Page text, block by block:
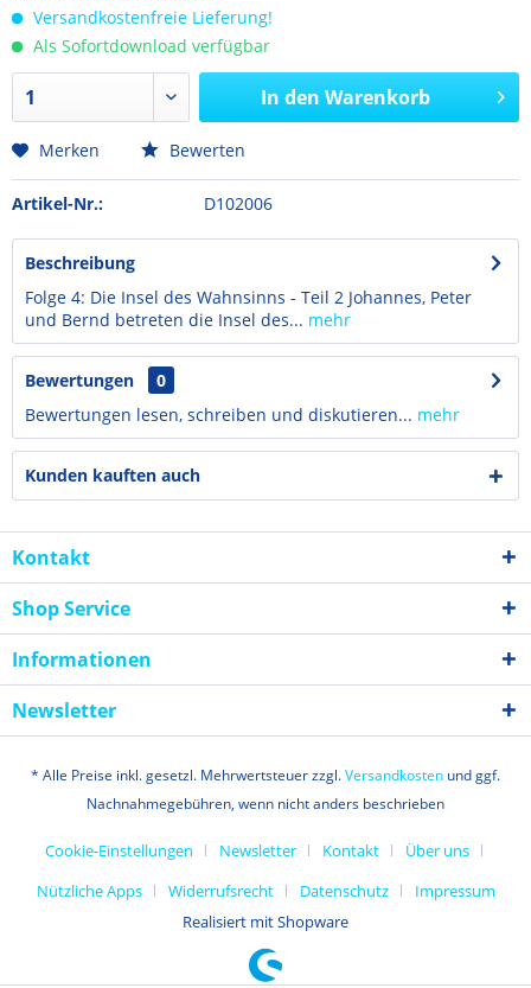
Versandkostenfreie Lieferung!
Als Sofortdownload verfügbar
In den Warenkorb
Merken Bewerten
Artikel-Nr.: D102006
Beschreibung
Folge 4: Die Insel des Wahnsinns - Teil 2 Johannes, Peter
und Bernd betreten die Insel des... mehr
Bewertungen
0
Bewertungen lesen, schreiben und diskutieren... mehr
Kunden kauften auch
Kontakt
Shop Service
Informationen
Newsletter
* Alle Preise inkl. gesetzl. Mehrwertsteuer zzgl.Versandkosten und ggf.
Nachnahmegebühren, wenn nicht anders beschrieben
Cookie-Einstellungen Newsletter Kontakt
Über uns
Nützliche Apps
Widerrufsrecht Datenschutz
Impressum
Realisiert mit Shopware